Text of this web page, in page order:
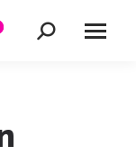
Recherche